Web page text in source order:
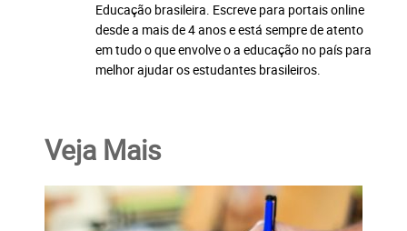
Educação brasileira. Escreve para portais online
desde a mais de 4 anos e está sempre de atento
em tudo o que envolve o a educação no país para
melhor ajudar os estudantes brasileiros.
Veja Mais